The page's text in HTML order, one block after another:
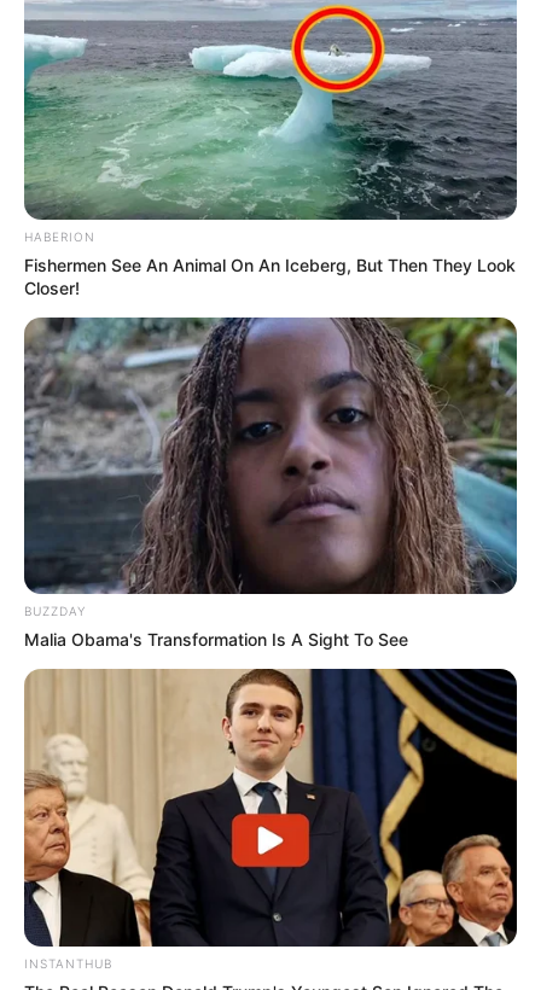
HABERION
Fishermen See An Animal On An Iceberg, But Then They Look
Closer!
BUZZDAY
Malia Obama's Transformation Is A Sight To See
INSTANTHUB